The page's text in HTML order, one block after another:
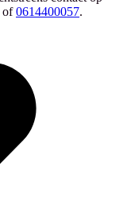
of 0614400057.